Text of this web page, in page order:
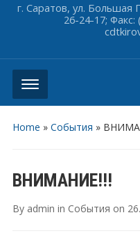
г. Саратов, ул. Большая
26-24-17; Факс:
Home » События »
ВНИМАНИЕ!!!
By admin in События on